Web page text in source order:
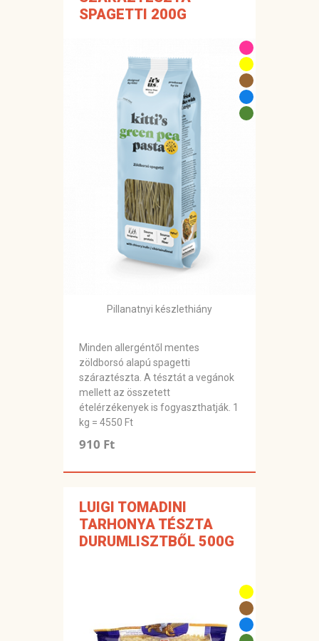
SPAGETTI 200G
Pillanatnyi készlethiány
Minden allergéntől mentes
zöldborsó alapú spagetti
száraztészta. A tésztát a vegánok
mellett az összetett
ételérzékenyek is fogyaszthatják. 1
kg = 4550 Ft
910 Ft
LUIGI TOMADINI
TARHONYA TÉSZTA
DURUMLISZTBŐL 500G